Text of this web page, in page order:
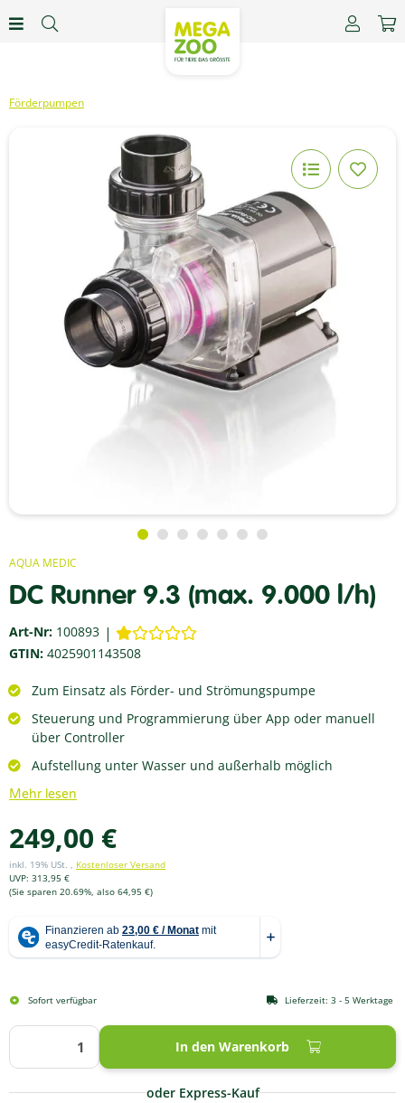
Förderpumpen
AQUA MEDIC
DC Runner 9.3 (max. 9.000 l/h)
Art-Nr: 100893
GTIN: 4025901143508
Zum Einsatz als Förder- und Strömungspumpe
Steuerung und Programmierung über App oder manuell
über Controller
Aufstellung unter Wasser und außerhalb möglich
Mehr lesen
249,00 €
inkl. 19% USt. , Kostenloser Versand
UVP: 313,95 €
(Sie sparen 20.69%, also 64,95 €)
In den Warenkorb
Sofort verfügbar Lieferzeit: 3 - 5 Werktage
oder Express-Kauf